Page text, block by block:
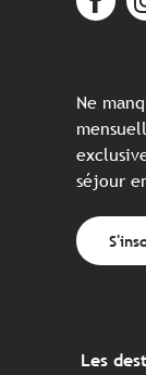
Ne
séjour
Les